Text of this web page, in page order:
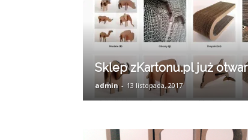
Sklep zKartonu.pl już
admin - 13 listopada, 2017